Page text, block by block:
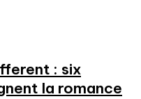
: six
la romance